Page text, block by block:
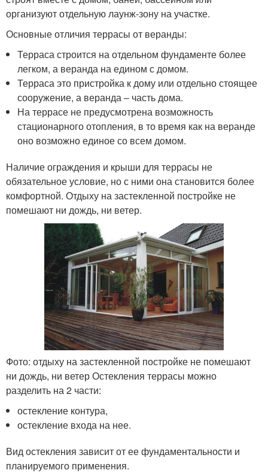
организуют отдельную лаунж-зону на участке.
Основные отличия террасы от веранды:
Терраса строится на отдельном фундаменте более
легком, а веранда на едином с домом.
Терраса это пристройка к дому или отдельно стоящее
сооружение, а веранда – часть дома.
На террасе не предусмотрена возможность
стационарного отопления, в то время как на веранде
оно возможно единое со всем домом.
Наличие ограждения и крыши для террасы не
обязательное условие, но с ними она становится более
комфортной. Отдыху на застекленной постройке не
помешают ни дождь, ни ветер.
Фото: отдыху на застекленной постройке не помешают
ни дождь, ни ветер Остекления террасы можно
разделить на 2 части:
остекление контура,
остекление входа на нее.
Вид остекления зависит от ее фундаментальности и
планируемого применения.